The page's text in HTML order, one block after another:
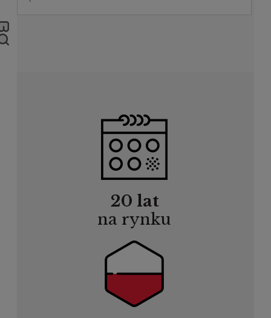
20 lat
na rynku